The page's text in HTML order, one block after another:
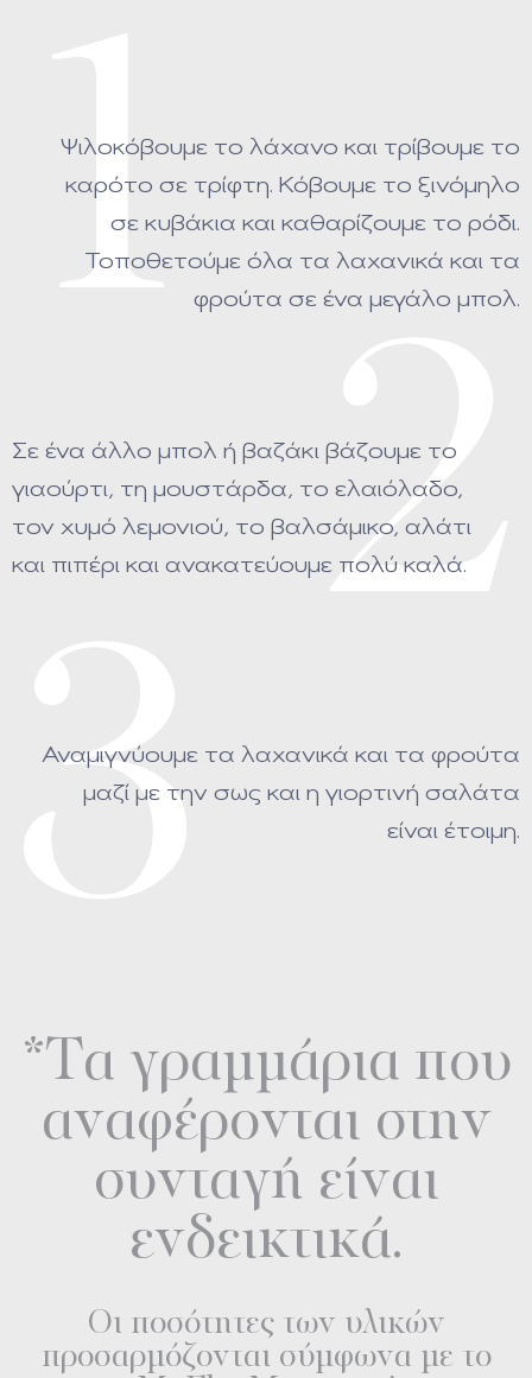
1
Ψιλοκόβουμε το λάχανο και τρίβουμε το
καρότο σε τρίφτη. Κόβουμε το ξινόμηλο
σε κυβάκια και καθαρίζουμε το ρόδι.
Τοποθετούμε όλα τα λαχανικά και τα
φρούτα σε ένα μεγάλο μπολ.
2
Σε ένα άλλο μπολ ή βαζάκι βάζουμε το
γιαούρτι, τη μουστάρδα, το ελαιόλαδο,
τον χυμό λεμονιού, το βαλσάμικο, αλάτι
και πιπέρι και ανακατεύουμε πολύ καλά.
3
Αναμιγνύουμε τα λαχανικά και τα φρούτα
μαζί με την σως και η γιορτινή σαλάτα
είναι έτοιμη.
*Τα γραμμάρια που
αναφέρονται στην
συνταγή είναι
ενδεικτικά.
Οι ποσότητες των υλικών
προσαρμόζονται σύμφωνα με το